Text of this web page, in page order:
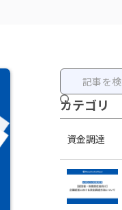
カテ ゴリ
資金調達